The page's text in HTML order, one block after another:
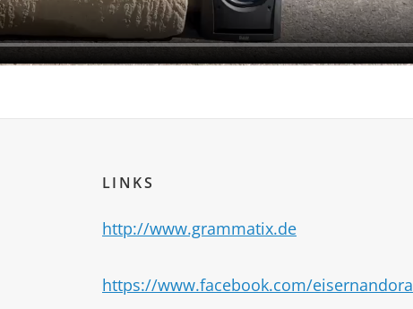
LINKS
http://www.grammatix.de
https://www.facebook.com/eisernandora